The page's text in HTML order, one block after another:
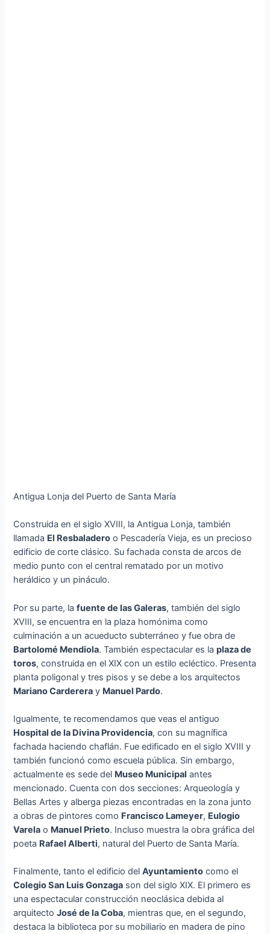
Antigua Lonja del Puerto de Santa María
Construida en el siglo XVIII, la Antigua Lonja, también
llamada El Resbaladero o Pescadería Vieja, es un precioso
edificio de corte clásico. Su fachada consta de arcos de
medio punto con el central rematado por un motivo
heráldico y un pináculo.
Por su parte, lafuente de las Galeras, también del siglo
XVIII, se encuentra en la plaza homónima como
culminación a un acueducto subterráneo y fue obra de
Bartolomé Mendiola. También espectacular es laplaza de
toros, construida en el XIX con un estilo ecléctico. Presenta
planta poligonal y tres pisos y se debe a los arquitectos
Mariano Carderera y Manuel Pardo.
Igualmente, te recomendamos que veas el antiguo
Hospital de la Divina Providencia, con su magnífica
fachada haciendo chaflán. Fue edificado en el siglo XVIII y
también funcionó como escuela pública. Sin embargo,
actualmente es sede del Museo Municipal antes
mencionado. Cuenta con dos secciones: Arqueología y
Bellas Artes y alberga piezas encontradas en la zona junto
a obras de pintores como Francisco Lameyer, Eulogio
Varela o Manuel Prieto. Incluso muestra la obra gráfica del
poeta Rafael Alberti, natural del Puerto de Santa María.
Finalmente, tanto el edificio delAyuntamiento como el
Colegio San Luis Gonzaga son del siglo XIX. El primero es
una espectacular construcción neoclásica debida al
arquitectoJosé de la Coba, mientras que, en el segundo,
destaca la biblioteca por su mobiliario en madera de pino